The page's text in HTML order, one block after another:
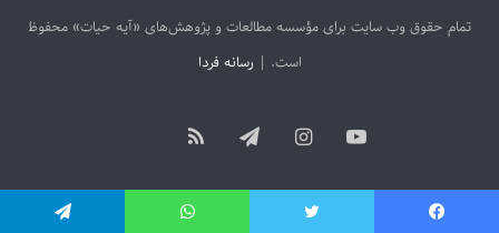
تمام حقوق وب سایت برای مؤسسه مطالعات و پژوهش‌های «آیه حیات» محفوظ
است. | رسانه فردا
یوتیوباینستاگرامتلگرامخوراک